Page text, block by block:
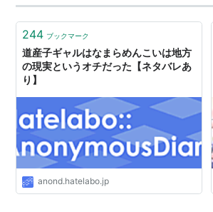
こだわりが凄い！ 色々な角度から鑑賞…
244 ブックマーク
道産子ギャルはなまらめんこいは地方
の現実というオチだった【ネタバレあ
り】
anond.hatelabo.jp